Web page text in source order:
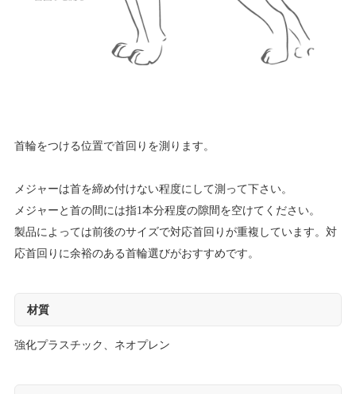
首輪をつける位置で首回りを測ります。
メジャーは首を締め付けない程度にして測って下さい。
メジャーと首の間には指1本分程度の隙間を空けてください。
製品によっては前後のサイズで対応首回りが重複しています。対
応首回りに余裕のある首輪選びがおすすめです。
材質
強化プラスチック、ネオプレン